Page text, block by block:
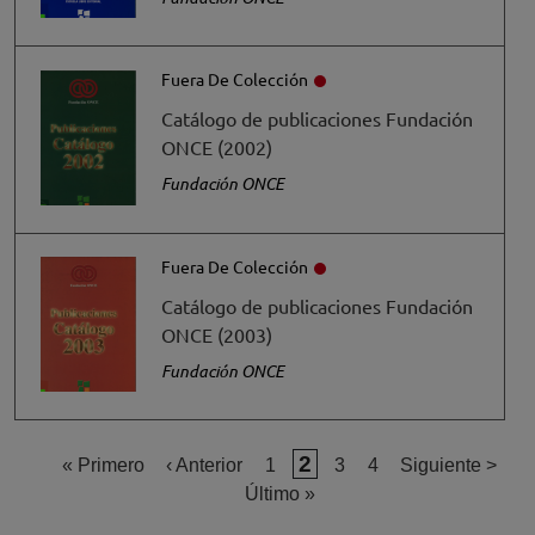
Fuera De Colección
Catálogo de publicaciones Fundación
ONCE (2002)
Fundación ONCE
Fuera De Colección
Catálogo de publicaciones Fundación
ONCE (2003)
Fundación ONCE
Paginación
Primera página
« Primero Página anterior
‹ Anterior Página
1 Página actual
2 Página
3 Página
4 Siguiente
Siguiente >
Última página
Último »